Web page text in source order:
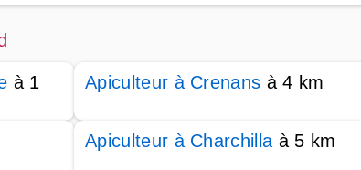
à 1
Apiculteur à Crenans à 4 km
Apiculteur à Charchilla à 5 km